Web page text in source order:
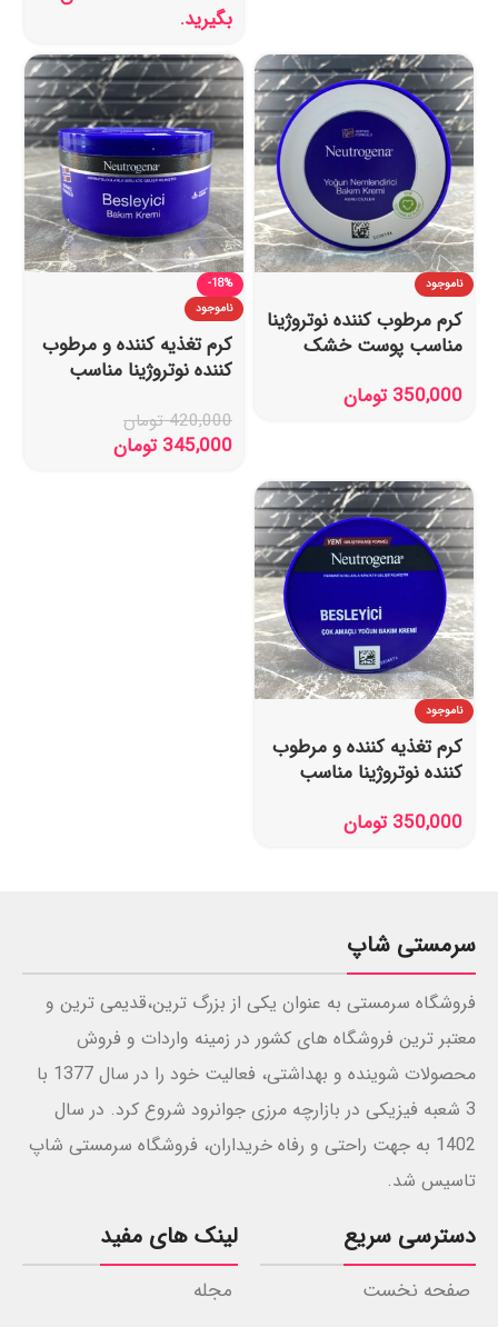
بگیرید.
ناموجود
کرم مرطوب کننده نوتروژینا
مناسب پوست خشک
350,000 تومان
-18%
ناموجود
کرم تغذیه کننده و مرطوب
کننده نوتروژینا مناسب
خشک 300 میل
420,000 تومان
345,000 تومان
ناموجود
کرم تغذیه کننده و مرطوب
کننده نوتروژینا مناسب
خشک 200 میل
350,000 تومان
سرمستی شاپ
فروشگاه سرمستی به عنوان یکی از بزرگ ترین،قدیمی ترین و
معتبر ترین فروشگاه های کشور در زمینه واردات و فروش
محصولات شوینده و بهداشتی، فعالیت خود را در سال 1377 با
3 شعبه فیزیکی در بازارچه مرزی جوانرود شروع کرد. در سال
1402 به جهت راحتی و رفاه خریداران، فروشگاه سرمستی شاپ
تاسیس شد.
دسترسی سریع
صفحه نخست
لینک های مفید
مجله